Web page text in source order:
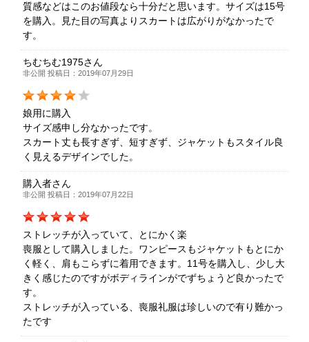
質感などはこのお値段なら十分だと思います。サイズは15号
を購入。見た目の写真よりスカートは広がりがなかったで
す。
ちむちむ1975さん
非公開 投稿日：2019年07月29日
娘用に購入
サイズ感申し分なかったです。
スカート丈も長すぎず、短すぎず、ジャケットもスタイル良
く見えるデザインでした。
購入者さん
非公開 投稿日：2019年07月22日
ストレッチが入っていて、とにかく楽
喪服として購入しました。ワンピースもジャケットもとにか
く軽く、肩もこらずに着用できます。11号を購入し、少し大
きく感じたのですがボディラインがでずちょうど良かったで
す。
ストレッチが入っている、喪服礼服は珍しいので有り難かっ
たです